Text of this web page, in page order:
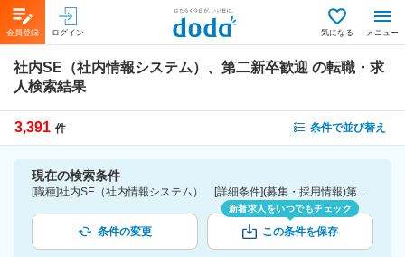
会員登録 ログイン 気になる メニュー
社内SE（社内情報システム）、第二新卒歓迎 の転職・求
人検索結果
3,391 件 条件で並び替え
現在の検索条件
[職種]社内SE（社内情報システム） [詳細条件](募集・採用情報)第二新卒歓迎
条件の変更
新着求人をいつでもチェック
この条件を保存